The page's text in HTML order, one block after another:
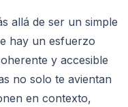
allá de ser un simple
hay un esfuerzo
y accesible
no solo te avientan
en contexto,